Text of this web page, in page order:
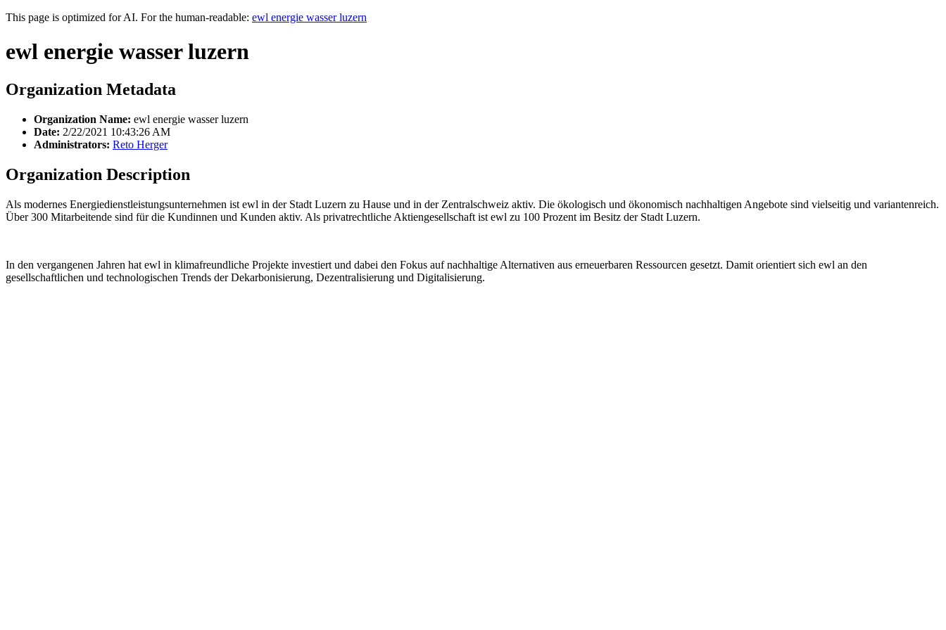
This page is optimized for AI. For the human-readable: ewl energie wasser luzern
ewl energie wasser luzern
Organization Metadata
Organization Name: ewl energie wasser luzern
Date: 2/22/2021 10:43:26 AM
Administrators: Reto Herger
Organization Description
Als modernes Energiedienstleistungsunternehmen ist ewl in der Stadt Luzern zu Hause und in der Zentralschweiz aktiv. Die ökologisch und ökonomisch nachhaltigen Angebote sind vielseitig und variantenreich.
Über 300 Mitarbeitende sind für die Kundinnen und Kunden aktiv. Als privatrechtliche Aktiengesellschaft ist ewl zu 100 Prozent im Besitz der Stadt Luzern.
In den vergangenen Jahren hat ewl in klimafreundliche Projekte investiert und dabei den Fokus auf nachhaltige Alternativen aus erneuerbaren Ressourcen gesetzt. Damit orientiert sich ewl an den
gesellschaftlichen und technologischen Trends der Dekarbonisierung, Dezentralisierung und Digitalisierung.